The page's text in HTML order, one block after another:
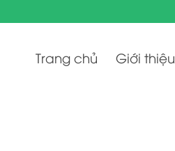
Trang chủ Giới thiệu